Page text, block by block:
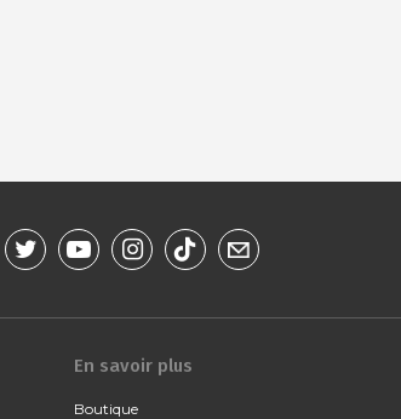
En savoir plus
Boutique